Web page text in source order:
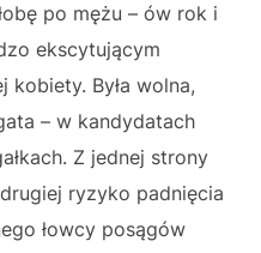
po mężu – ów rok i
ekscytującym
kobiety. Była wolna,
– w kandydatach
Z jednej strony
ryzyko padnięcia
łowcy posągów